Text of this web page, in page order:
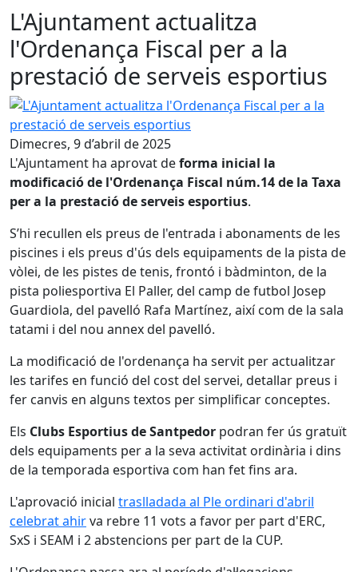
L'Ajuntament actualitza
l'Ordenança Fiscal per a la
prestació de serveis esportius
L'Ajuntament actualitza l'Ordenança Fiscal per a la
Dimecres, 9 d’abril de 2025
L'Ajuntament ha aprovat deforma inicial la
modificació de l'Ordenança Fiscal núm.14 de la Taxa
per a la prestació de serveis esportius.
S’hi recullen els preus de l'entrada i abonaments de les
piscines i els preus d'ús dels equipaments de la pista de
vòlei, de les pistes de tenis, frontó i bàdminton, de la
pista poliesportiva El Paller, del camp de futbol Josep
Guardiola, del pavelló Rafa Martínez, així com de la sala
tatami i del nou annex del pavelló.
La modificació de l'ordenança ha servit per actualitzar
les tarifes en funció del cost del servei, detallar preus i
fer canvis en alguns textos per simplificar conceptes.
Els Clubs Esportius de Santpedor podran fer ús gratuït
dels equipaments per a la seva activitat ordinària i dins
de la temporada esportiva com han fet fins ara.
L'aprovació inicial traslladada al Ple ordinari d'abril
celebrat ahirva rebre 11 vots a favor per part d'ERC,
SxS i SEAM i 2 abstencions per part de la CUP.